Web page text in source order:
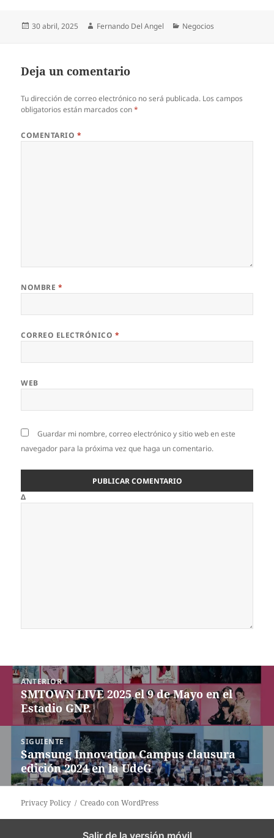
Publicado
30 abril, 2025 Autor
Fernando Del Angel Categorías
Negocios
Deja un comentario
Tu dirección de correo electrónico no será publicada. Los campos
obligatorios están marcados con*
COMENTARIO *
NOMBRE *
CORREO ELECTRÓNICO *
WEB
Guardar mi nombre, correo electrónico y sitio web en este
navegador para la próxima vez que haga un comentario.
Δ
Navegación
entradas
ANTERIOR
Entrada
anterior:
SMTOWN LIVE 2025 el 9 de Mayo en el
Estadio GNP.
SIGUIENTE
Siguiente
entrada:
Samsung Innovation Campus clausura
edición 2024 en la UdeG
Privacy Policy Creado con WordPress
Salir de la versión móvil